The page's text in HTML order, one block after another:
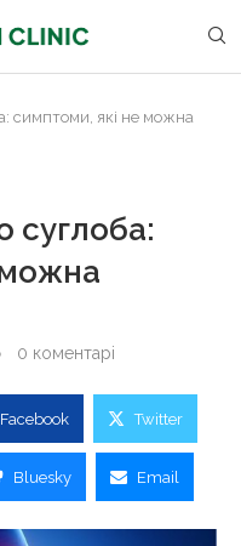
симптоми, які не можна
суглоба:
0 коментарі
Facebook Twitter
Bluesky Email